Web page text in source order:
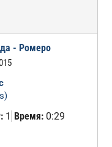
- Ромеро
1 Время:0:29